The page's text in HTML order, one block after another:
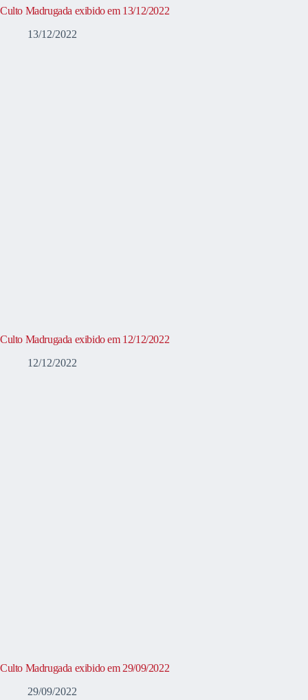
Culto Madrugada exibido em 13/12/2022
13/12/2022
Culto Madrugada exibido em 12/12/2022
12/12/2022
Culto Madrugada exibido em 29/09/2022
29/09/2022